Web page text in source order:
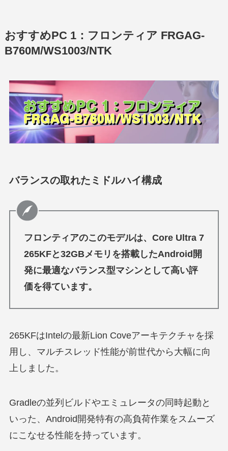
おすすめPC 1：フロンティア FRGAG-
B760M/WS1003/NTK
バランスの取れたミドルハイ構成
フロンティアのこのモデルは、 Core Ultra 7
265KFと32GBメモリを搭載したAndroid開
発に最適なバランス型マシン として高い評
価を得ています。
265KFはIntelの最新Lion Coveアーキテクチャを採
用し、マルチスレッド性能が前世代から大幅に向
上しました。
Gradleの並列ビルドやエミュレータの同時起動と
いった、Android開発特有の高負荷作業をスムーズ
にこなせる性能を持っています。